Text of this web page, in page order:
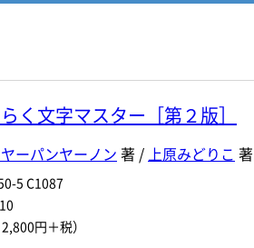
著者名
く文字マスター［第２版］
ーパンヤーノン 著 / 上原みどりこ 著
5 C1087
円＋税）